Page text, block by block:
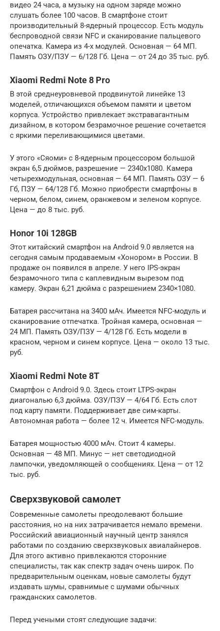
видео 24 часа, а музыку на одном заряде можно
слушать более 100 часов. В смартфоне стоит
производительный 8-ядерный процессор. Есть модуль
беспроводной связи NFC и сканирование пальцевого
опечатка. Камера из 4-х модулей. Основная — 64 МП.
Память ОЗУ/ПЗУ — 6/128 Гб. Цена — от 24 до 35 тыс. руб.
Xiaomi Redmi Note 8 Pro
В этой среднеуровневой продвинутой линейке 13
моделей, отличающихся объемом памяти и цветом
корпуса. Устройство привлекает экстравагантным
дизайном, в котором безрамочное решение сочетается
с яркими переливающимися цветами.
У этого «Сяоми» с 8-ядерным процессором большой
экран 6,5 дюймов, разрешение — 2340х1080. Камера
четырехмодульная, основная — 64 МП. Память ОЗУ — 6
Гб, ПЗУ — 64/128 Гб. Можно приобрести смартфоны в
черном, белом, синем, оранжевом и зеленом корпусе.
Цена — до 8 тыс. руб.
Honor 10i 128GB
Этот китайский смартфон на Android 9.0 является на
сегодня самым продаваемым «Хонором» в России. В
продаже он появился в апреле. У него IPS-экран
безрамочного типа с каплевидным вырезом под
камеру. Экран 6,21 дюйма с разрешением 2340×1080.
Батарея рассчитана на 3400 мАч. Имеется NFC-модуль и
сканирование отпечатка. Тройная камера, основная —
24 МП. Память ОЗУ/ПЗУ — 4/128 Гб. Есть модели в
красном, черном и синем корпусе. Цена — около 13 тыс.
руб.
Xiaomi Redmi Note 8T
Смартфон с Android 9.0. Здесь стоит LTPS-экран
диагональю 6,3 дюйма. ОЗУ/ПЗУ — 4/64 Гб. Есть слот
под карту памяти. Поддерживает две сим-карты.
Автономная работа — более 12 ч. Имеется NFC-модуль.
Батарея мощностью 4000 мАч. Стоит 4 камеры.
Основная — 48 МП. Минус — нет светодиодной
лампочки, уведомляющей о сообщениях. Цена — от 12
тыс. руб.
Сверхзвуковой самолет
Современные самолеты преодолевают большие
расстояния, но на них затрачивается немало времени.
Российский авиационный научный центр занялся
работами по созданию сверхзвуковых авиалайнеров.
Для этого активно привлекаются сторонние
специалисты, так как спектр задач очень широк. По
предварительным оценкам, новые самолеты будут
издавать шумы, сравнимые с шумами обычных
гражданских самолетов.
Перед учеными стоят следующие задачи: